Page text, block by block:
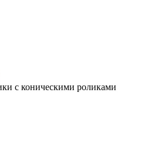
с коническими роликами